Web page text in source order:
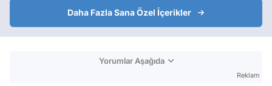
Daha Fazla Sana Özel İçerikler
Yorumlar Aşağıda
Reklam